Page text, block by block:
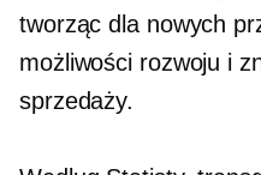
tworząc dla nowych
możliwości rozwoju i
sprzedaży.